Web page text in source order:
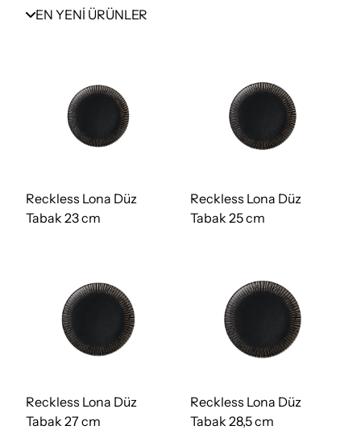
EN YENİ ÜRÜNLER
Reckless Lona Düz
Tabak 23 cm
Reckless Lona Düz
Tabak 25 cm
Reckless Lona Düz
Tabak 27 cm
Reckless Lona Düz
Tabak 28,5 cm